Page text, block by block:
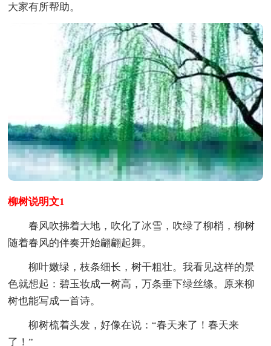
大家有所帮助。
柳树说明文1
春风吹拂着大地，吹化了冰雪，吹绿了柳梢，柳树
随着春风的伴奏开始翩翩起舞。
柳叶嫩绿，枝条细长，树干粗壮。我看见这样的景
色就想起：碧玉妆成一树高，万条垂下绿丝绦。原来柳
树也能写成一首诗。
柳树梳着头发，好像在说：“春天来了！春天来
了！”